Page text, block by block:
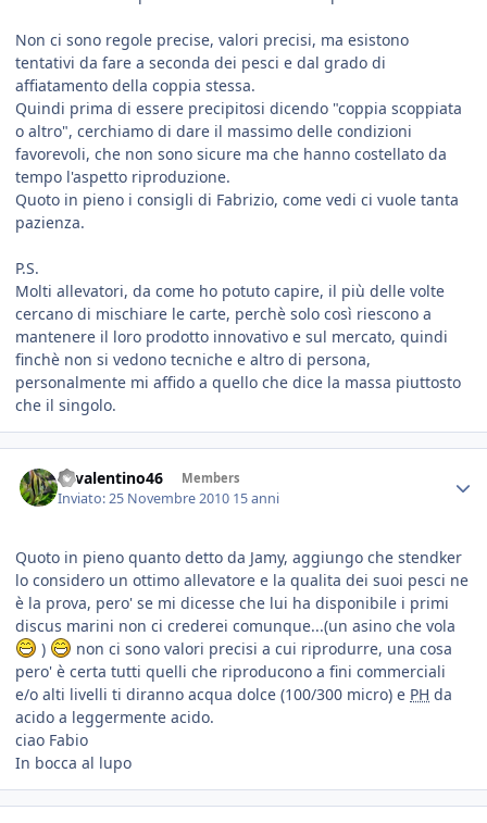
Non ci sono regole precise, valori precisi, ma esistono
tentativi da fare a seconda dei pesci e dal grado di
affiatamento della coppia stessa.
Quindi prima di essere precipitosi dicendo "coppia scoppiata
o altro", cerchiamo di dare il massimo delle condizioni
favorevoli, che non sono sicure ma che hanno costellato da
tempo l'aspetto riproduzione.
Quoto in pieno i consigli di Fabrizio, come vedi ci vuole tanta
pazienza.
P.S.
Molti allevatori, da come ho potuto capire, il più delle volte
cercano di mischiare le carte, perchè solo così riescono a
mantenere il loro prodotto innovativo e sul mercato, quindi
finchè non si vedono tecniche e altro di persona,
personalmente mi affido a quello che dice la massa piuttosto
che il singolo.
46valentino46 Members
Inviato:25 Novembre 2010 15 anni
Quoto in pieno quanto detto da Jamy, aggiungo che stendker
lo considero un ottimo allevatore e la qualita dei suoi pesci ne
è la prova, pero' se mi dicesse che lui ha disponibile i primi
discus marini non ci crederei comunque...(un asino che vola
)
non ci sono valori precisi a cui riprodurre, una cosa
pero' è certa tutti quelli che riproducono a fini commerciali
e/o alti livelli ti diranno acqua dolce (100/300 micro) e PH da
acido a leggermente acido.
ciao Fabio
In bocca al lupo